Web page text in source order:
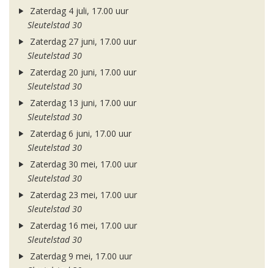
Zaterdag 4 juli, 17.00 uur
Sleutelstad 30
Zaterdag 27 juni, 17.00 uur
Sleutelstad 30
Zaterdag 20 juni, 17.00 uur
Sleutelstad 30
Zaterdag 13 juni, 17.00 uur
Sleutelstad 30
Zaterdag 6 juni, 17.00 uur
Sleutelstad 30
Zaterdag 30 mei, 17.00 uur
Sleutelstad 30
Zaterdag 23 mei, 17.00 uur
Sleutelstad 30
Zaterdag 16 mei, 17.00 uur
Sleutelstad 30
Zaterdag 9 mei, 17.00 uur